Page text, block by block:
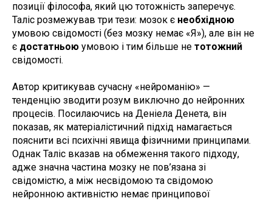
позиції філософа, який цю тотожність заперечує.
Таліс розмежував три тези: мозок є необхідною
умовою свідомості (без мозку немає «Я»), але він не
є достатньою умовою і тим більше не тотожний
свідомості.
Автор критикував сучасну «нейроманію» —
тенденцію зводити розум виключно до нейронних
процесів. Посилаючись на Деніела Денета, він
показав, як матеріалістичний підхід намагається
пояснити всі психічні явища фізичними принципами.
Однак Таліс вказав на обмеження такого підходу,
адже значна частина мозку не пов’язана зі
свідомістю, а між несвідомою та свідомою
нейронною активністю немає принципової